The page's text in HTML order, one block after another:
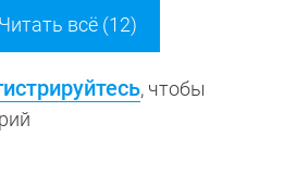
Читать всё (12)
, чтобы